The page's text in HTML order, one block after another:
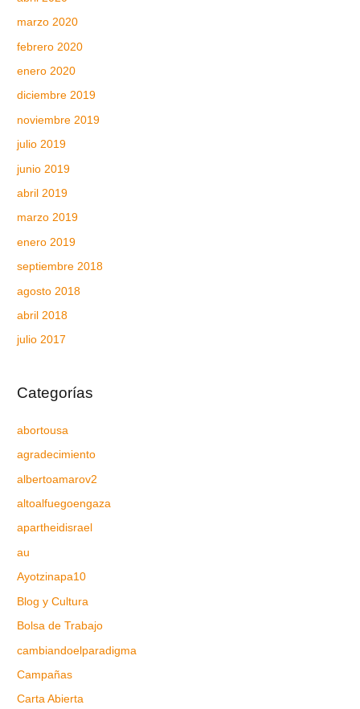
marzo 2020
febrero 2020
enero 2020
diciembre 2019
noviembre 2019
julio 2019
junio 2019
abril 2019
marzo 2019
enero 2019
septiembre 2018
agosto 2018
abril 2018
julio 2017
Categorías
abortousa
agradecimiento
albertoamarov2
altoalfuegoengaza
apartheidisrael
au
Ayotzinapa10
Blog y Cultura
Bolsa de Trabajo
cambiandoelparadigma
Campañas
Carta Abierta